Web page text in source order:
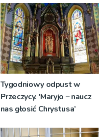
Tygodniowy odpust w
Przeczycy. 'Maryjo – naucz
nas głosić Chrystusa’